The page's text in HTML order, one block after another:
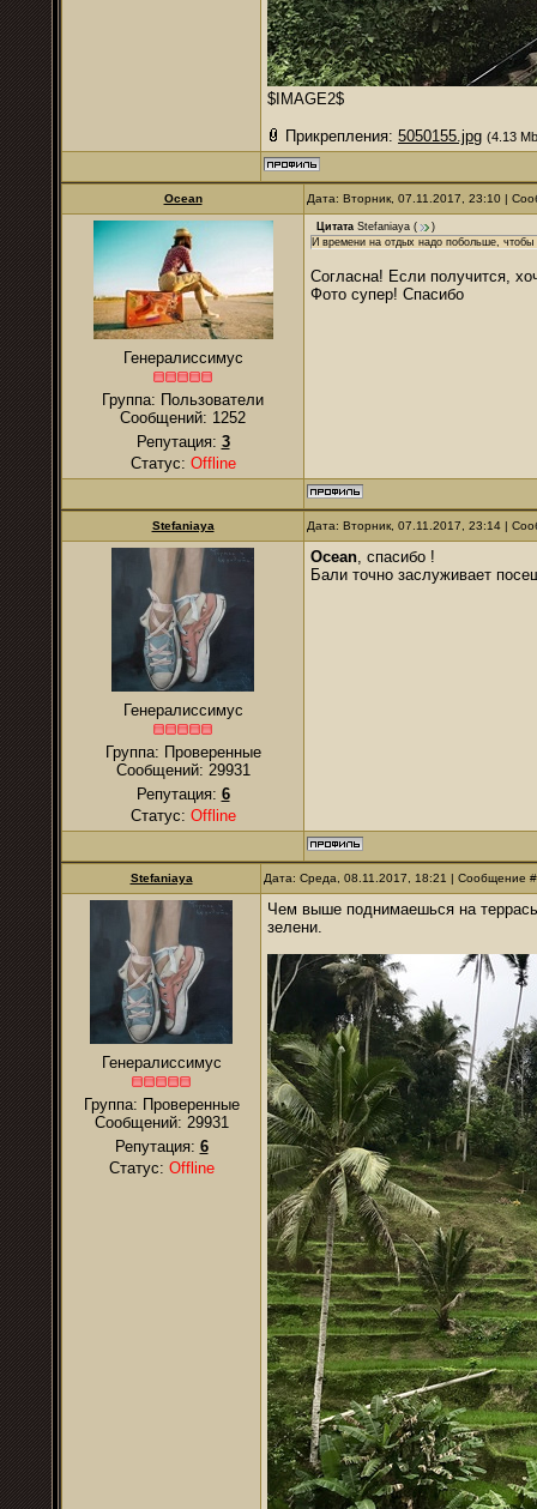
$IMAGE2$
Прикрепления: 5050155.jpg (4.13
Ocean Дата: Вторник, 07.11.2017, 23:10 |
Генералиссимус
Группа: Пользователи
Сообщений: 1252
Репутация: 3
Статус: Offline
Цитата Stefaniaya (
)
И времени на отдых надо побольше, чтобы
Согласна! Если получится,
Фото супер! Спасибо
Stefaniaya Дата: Вторник, 07.11.2017, 23:14 |
Генералиссимус
Группа: Проверенные
Сообщений: 29931
Репутация: 6
Статус: Offline
Ocean, спасибо !
Бали точно заслуживает
Stefaniaya Дата: Среда, 08.11.2017, 18:21 | Сообщение
Генералиссимус
Группа: Проверенные
Сообщений: 29931
Репутация: 6
Статус: Offline
Чем выше поднимаешься на
зелени.